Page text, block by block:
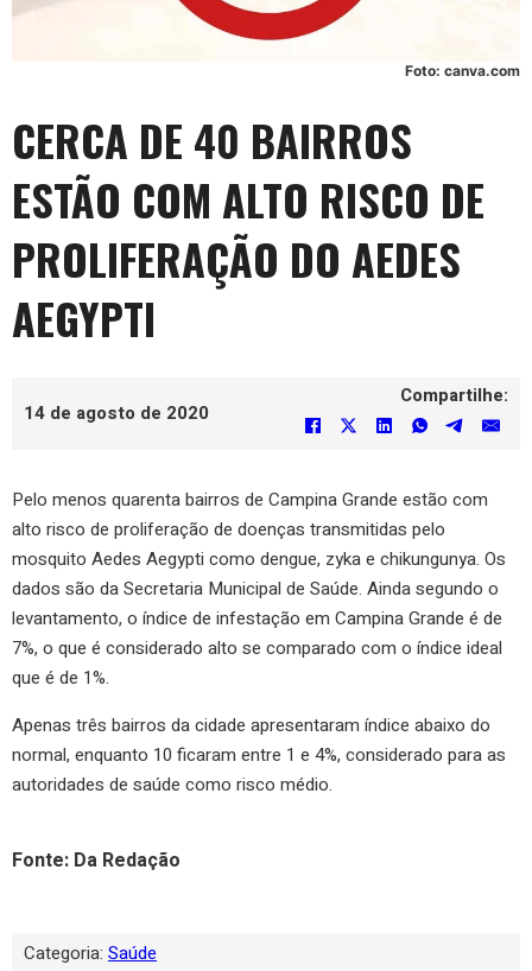
Foto: canva.com
CERCA DE 40 BAIRROS
ESTÃO COM ALTO RISCO DE
PROLIFERAÇÃO DO AEDES
AEGYPTI
14 de agosto de 2020
Compartilhe:
Pelo menos quarenta bairros de Campina Grande estão com
alto risco de proliferação de doenças transmitidas pelo
mosquito Aedes Aegypti como dengue, zyka e chikungunya. Os
dados são da Secretaria Municipal de Saúde. Ainda segundo o
levantamento, o índice de infestação em Campina Grande é de
7%, o que é considerado alto se comparado com o índice ideal
que é de 1%.
Apenas três bairros da cidade apresentaram índice abaixo do
normal, enquanto 10 ficaram entre 1 e 4%, considerado para as
autoridades de saúde como risco médio.
Fonte: Da Redação
Categoria: Saúde